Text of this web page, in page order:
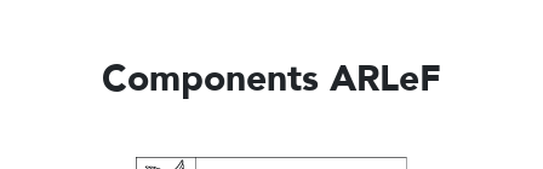
Components ARLeF